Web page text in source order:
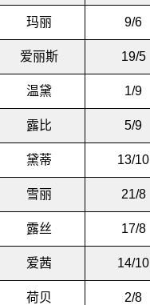
玛丽 9/6
爱丽斯 19/5
温黛 1/9
露比 5/9
黛蒂 13/10
雪丽 21/8
露丝 17/8
爱茜 14/10
荷贝 2/8